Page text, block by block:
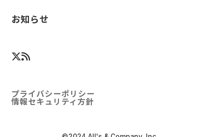
お知らせ
プライバシーポリシー
情報セキュリティ方針